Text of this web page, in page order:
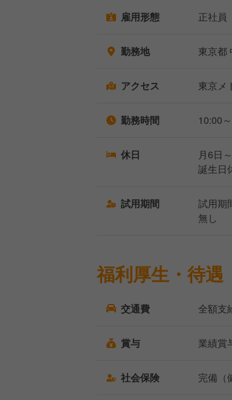
雇用形態 正社員
勤務地 東京都
アクセス 東京メ
勤務時間 10:00
休日
月6日
誕⽣⽇
試用期間
試用期
無し
福利厚生・待遇
交通費 全額支
賞与 業績賞
社会保険 完備（